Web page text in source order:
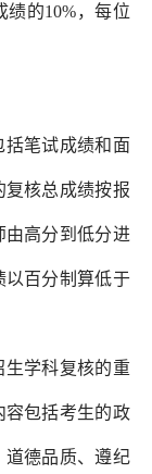
的10%，每位
笔试成绩和面
核总成绩按报
高分到低分进
以百分制算低于
学科复核的重
容包括考生的政
道德品质、遵纪